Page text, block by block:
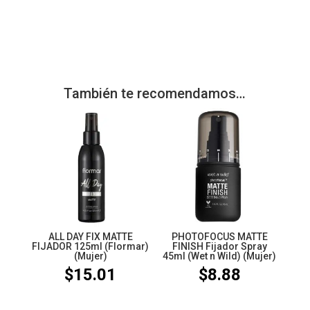
También te recomendamos…
ALL DAY FIX MATTE
FIJADOR 125ml (Flormar)
(Mujer)
$15.01
PHOTOFOCUS MATTE
FINISH Fijador Spray
45ml (Wet n Wild) (Mujer)
$8.88